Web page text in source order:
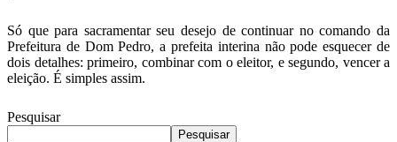
Só que para sacramentar seu desejo de continuar no comando da
Prefeitura de Dom Pedro, a prefeita interina não pode esquecer de
dois detalhes: primeiro, combinar com o eleitor, e segundo, vencer a
eleição. É simples assim.
Pesquisar
Pesquisar